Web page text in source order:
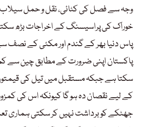
وجہ سے فصل کی کٹائی، نقل و حمل سیلاب
خوراک کی پراسیسنگ کے اخراجات بڑھ
پاس دنیا بھر کے گندم اور مکئی کے نصف
پاکستان اپنی ضرورت کے مطابق چین سے کم
سکتا ہے جبکہ مستقبل میں تیل کی
کے لیے نقصان دہ ہو گا کیونکہ اس کی
جھٹکے کو برداشت نہیں کر سکتی ہماری